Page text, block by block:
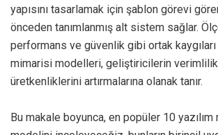
yapısını tasarlamak için şablon görevi
önceden tanımlanmış alt sistem sağlar.
performans ve güvenlik gibi ortak kaygıları
mimarisi modelleri, geliştiricilerin
üretkenliklerini artırmalarına olanak tanır.
Bu makale boyunca, en popüler 10